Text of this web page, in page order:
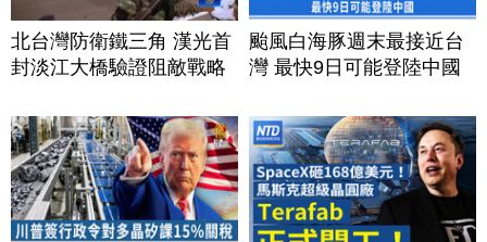
北台灣防衛鐵三角 漢光首
封淡江大橋驗證阻敵戰略
颱風白海豚週末最接近台
灣 最快9日可能登陸中國